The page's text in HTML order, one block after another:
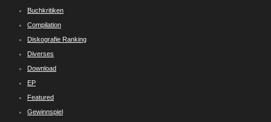
Buchkritiken
Compilation
Diskografie Ranking
Diverses
Download
EP
Featured
Gewinnspiel